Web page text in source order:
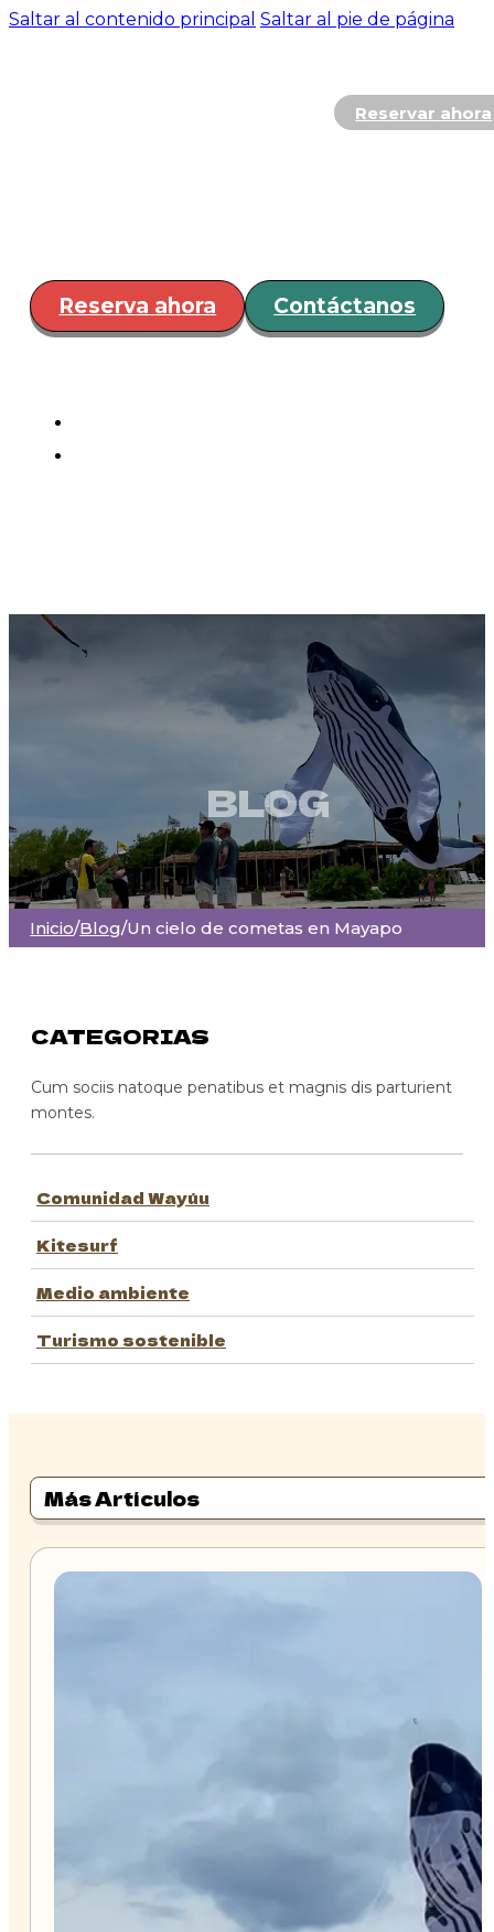
Saltar al contenido principal Saltar al pie de página
Reservar ahora
Restaurante y
Reserva ahora Contáctanos
BLOG
Inicio/Blog/Un cielo de cometas en Mayapo
CATEGORIAS
Cum sociis natoque penatibus et magnis dis parturient
montes.
Comunidad Wayúu
Kitesurf
Medio ambiente
Turismo sostenible
Más Artículos